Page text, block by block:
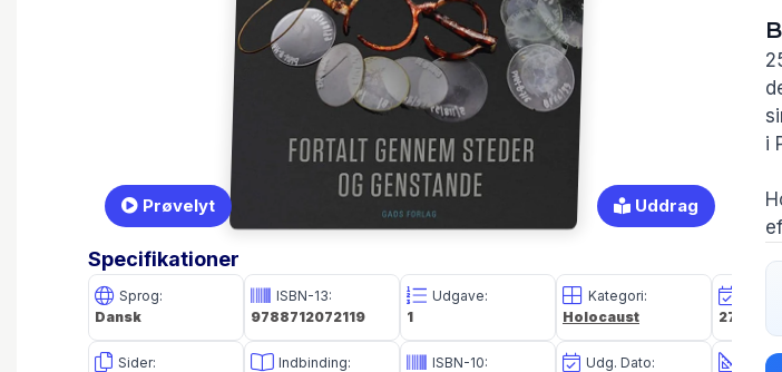
Prøvelyt Uddrag
Specifikationer
Sprog:
Dansk
Sider:
ISBN-13:
9788712072119
Indbinding:
Udgave:
1
ISBN-10:
Kategori:
Holocaust
Udg. Dato:
27 jan
i